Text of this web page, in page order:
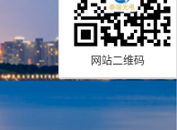
网站二维码